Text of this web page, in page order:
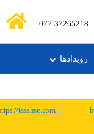
رویدادها